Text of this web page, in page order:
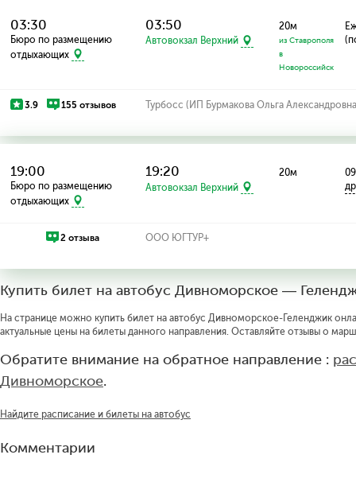
03:30
Бюро по размещению
отдыхающих
03:50
Автовокзал Верхний
20м
из Ставрополя
в
Новороссийск
3.9 155 отзывов Турбосс (ИП Бурмакова Ольга
19:00
Бюро по размещению
отдыхающих
19:20
Автовокзал Верхний
20м
2 отзыва ООО ЮГТУР+
Купить билет на автобус Дивноморское —
На странице можно купить билет на автобус Дивноморское-Геленджик
актуальные цены на билеты данного направления. Оставляйте отзывы о
Обратите внимание на обратное направление :
Дивноморское.
Найдите расписание и билеты на автобус
Комментарии